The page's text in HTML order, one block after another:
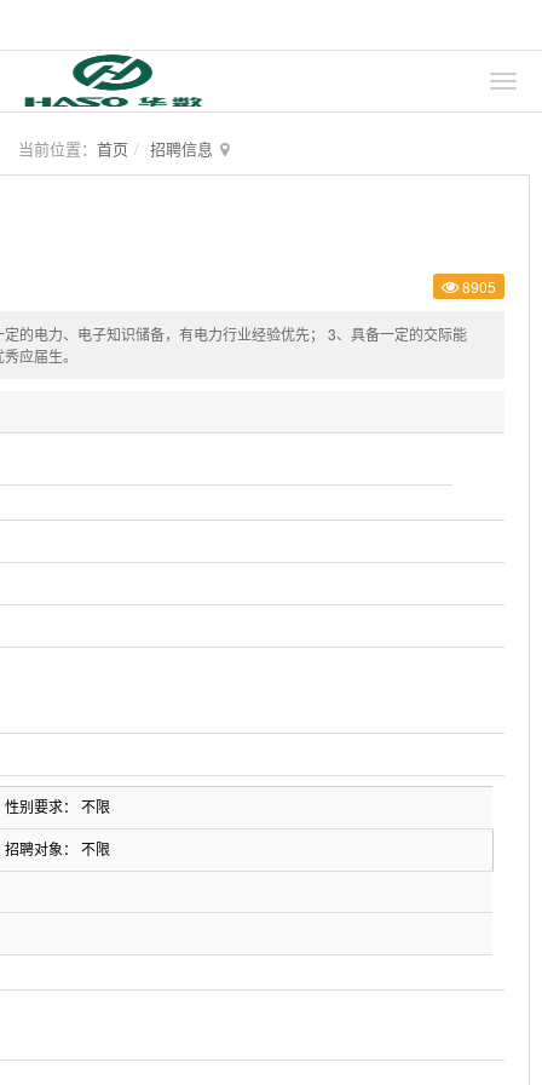
当前位置： 首页 招聘信息
8905
的电力、电子知识储备，有电力行业经验优先； 3、具备一定的交际能
应届生。
性别要求： 不限
招聘对象： 不限